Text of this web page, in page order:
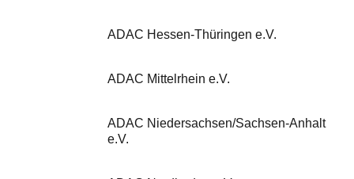
ADAC Hessen-Thüringen e.V.
ADAC Mittelrhein e.V.
ADAC Niedersachsen/Sachsen-Anhalt
e.V.